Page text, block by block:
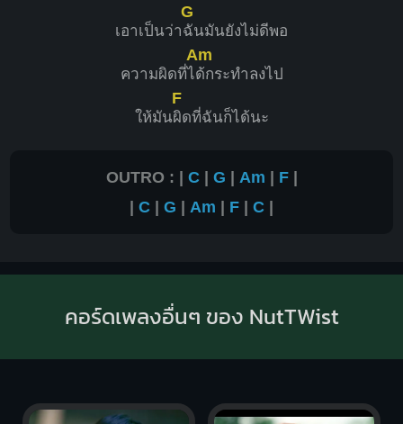
เอาเป็นว่า
G
ฉันมันยังไม่ดีพอ
ความผิดที่ไ
Am
ด้กระทำลงไป
ให้มัน
F
ผิดที่ฉันก็ได้นะ
OUTRO : | C | G | Am | F|
| C | G | Am | F | C |
คอร์ดเพลงอื่นๆ ของ NutTWist